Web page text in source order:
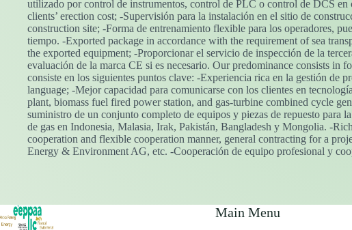
utilizado por control de instrumentos, control de PLC o control de DCS
clients’ erection cost; -Supervisión para la instalación en el sitio de
construction site; -Forma de entrenamiento flexible para los operadores,
tiempo. -Exported package in accordance with the requirement of sea
the exported equipment; -Proporcionar el servicio de inspección de la
evaluación de la marca CE si es necesario. Our predominance consists
consiste en los siguientes puntos clave: -Experiencia rica en la gestión
language; -Mejor capacidad para comunicarse con los clientes en
plant, biomass fuel fired power station, and gas-turbine combined cycle
suministro de un conjunto completo de equipos y piezas de repuesto para
de gas en Indonesia, Malasia, Irak, Pakistán, Bangladesh y Mongolia. -
cooperation and flexible cooperation manner, general contracting for a
Energy & Environment AG, etc. -Cooperación de equipo profesional y
Main Menu